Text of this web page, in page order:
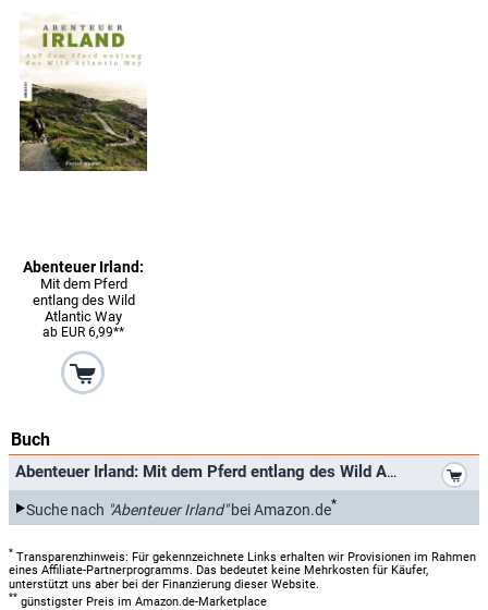
Abenteuer Irland:
Mit dem Pferd
entlang des Wild
Atlantic Way
ab EUR 6,99**
Buch
Abenteuer Irland: Mit dem Pferd entlang des Wild Atlantic Way
Suche nach "Abenteuer Irland"bei Amazon.de*
* Transparenzhinweis: Für gekennzeichnete Links erhalten wir Provisionen im Rahmen
eines Affiliate-Partnerprogramms. Das bedeutet keine Mehrkosten für Käufer,
unterstützt uns aber bei der Finanzierung dieser Website.
** günstigster Preis im Amazon.de-Marketplace